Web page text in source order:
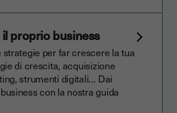
proprio business
per far crescere la tua
di crescita, acquisizione
strumenti digitali… Dai
con la nostra guida